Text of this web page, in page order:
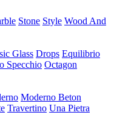
Stone Style Wood And
Glass Drops Equilibrio
Specchio Octagon
Moderno Beton
Travertino Una Pietra